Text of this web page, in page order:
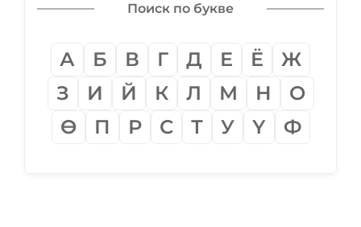
Поиск по букве
А Б В Г Д Е Ё
Ж
З
И Й К Л М Н
О
Ѳ
П Р С Т У Ү Ф